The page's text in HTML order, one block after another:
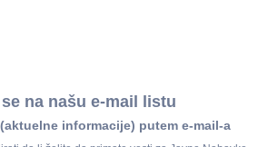
REPUBLICI SRBIJI ZA PERIOD
od 1.1.2021.
do 31.12.2021.